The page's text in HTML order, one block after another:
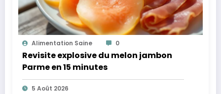
Alimentation Saine 0
Revisite explosive du melon jambon
Parme en 15 minutes
5 Août 2026